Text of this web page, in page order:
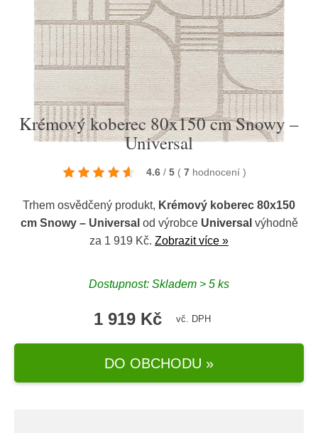
Krémový koberec 80x150 cm Snowy –
Universal
4.6 / 5 ( 7 hodnocení )
Trhem osvědčený produkt, Krémový koberec 80x150
cm Snowy – Universal od výrobce Universal výhodně
za 1 919 Kč. Zobrazit více »
Dostupnost: Skladem > 5 ks
1 919 Kč vč. DPH
DO OBCHODU »